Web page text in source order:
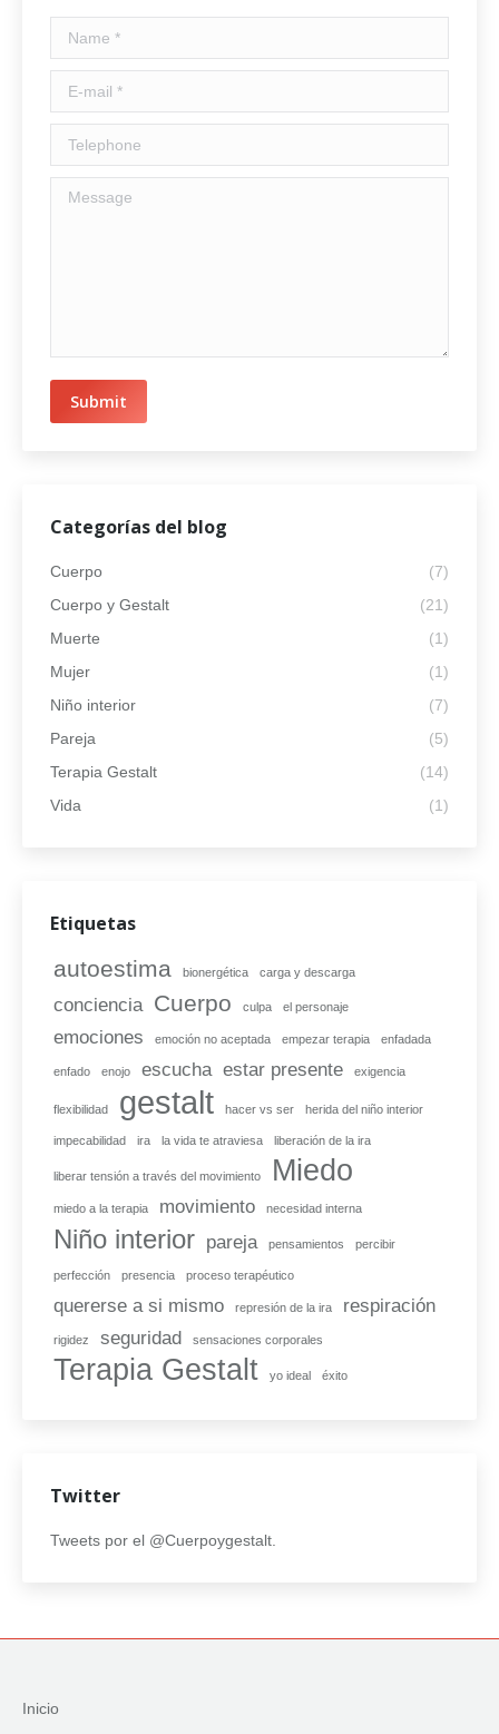
Name *
E-mail *
Telephone
Message
Submit
Categorías del blog
Cuerpo
(7)
Cuerpo y Gestalt
(21)
Muerte
(1)
Mujer
(1)
Niño interior
(7)
Pareja
(5)
Terapia Gestalt
(14)
Vida
(1)
Etiquetas
autoestima bionergética carga y descarga
conciencia Cuerpo culpa el personaje
emociones emoción no aceptada empezar terapia enfadada
enfado enojo escucha estar presente exigencia
flexibilidad gestalt hacer vs ser herida del niño interior
impecabilidad ira la vida te atraviesa liberación de la ira
liberar tensión a través del movimiento Miedo
miedo a la terapia movimiento necesidad interna
Niño interior pareja pensamientos percibir
perfección presencia proceso terapéutico
quererse a si mismo represión de la ira respiración
rigidez seguridad sensaciones corporales
Terapia Gestalt yo ideal éxito
Twitter
Tweets por el @Cuerpoygestalt.
Inicio